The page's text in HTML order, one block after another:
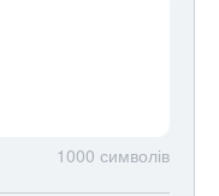
1000 символів